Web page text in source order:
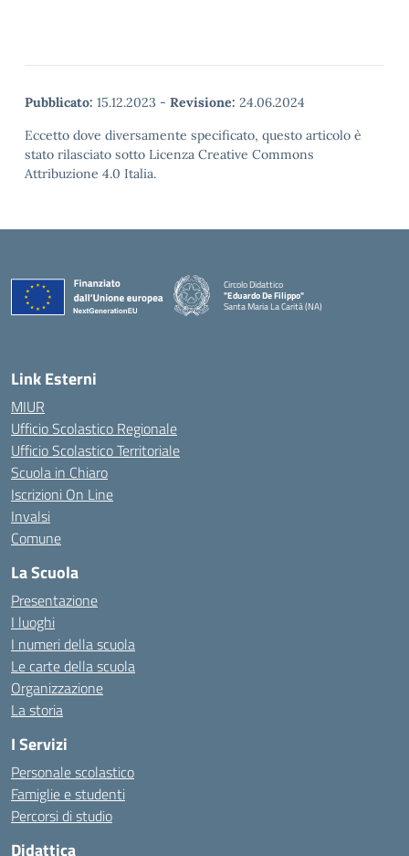
Pubblicato: 15.12.2023 - Revisione: 24.06.2024
Eccetto dove diversamente specificato, questo articolo è
stato rilasciato sotto Licenza Creative Commons
Attribuzione 4.0 Italia.
Circolo Didattico
"Eduardo De Filippo"
Santa Maria La Carità (NA)
Link Esterni
MIUR
Ufficio Scolastico Regionale
Ufficio Scolastico Territoriale
Scuola in Chiaro
Iscrizioni On Line
Invalsi
Comune
La Scuola
Presentazione
I luoghi
I numeri della scuola
Le carte della scuola
Organizzazione
La storia
I Servizi
Personale scolastico
Famiglie e studenti
Percorsi di studio
Didattica